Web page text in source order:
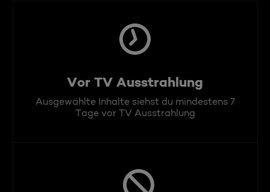
Vor TV Ausstrahlung
Ausgewählte Inhalte siehst du mindestens 7
Tage vor TV Ausstrahlung